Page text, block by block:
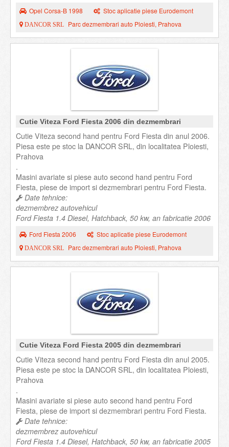
Opel Corsa-B 1998 Stoc aplicatie piese Eurodemont
DANCOR SRL Parc dezmembrari auto Ploiesti, Prahova
Cutie Viteza Ford Fiesta 2006 din dezmembrari
Cutie Viteza second hand pentru Ford Fiesta din anul 2006.
Piesa este pe stoc la DANCOR SRL, din localitatea Ploiesti,
Prahova
.
Masini avariate si piese auto second hand pentru Ford
Fiesta, piese de import si dezmembrari pentru Ford Fiesta.
Date tehnice:
dezmembrez autovehicul
Ford Fiesta 1.4 Diesel, Hatchback, 50 kw, an fabricatie 2006
Ford Fiesta 2006 Stoc aplicatie piese Eurodemont
DANCOR SRL Parc dezmembrari auto Ploiesti, Prahova
Cutie Viteza Ford Fiesta 2005 din dezmembrari
Cutie Viteza second hand pentru Ford Fiesta din anul 2005.
Piesa este pe stoc la DANCOR SRL, din localitatea Ploiesti,
Prahova
.
Masini avariate si piese auto second hand pentru Ford
Fiesta, piese de import si dezmembrari pentru Ford Fiesta.
Date tehnice:
dezmembrez autovehicul
Ford Fiesta 1.4 Diesel, Hatchback, 50 kw, an fabricatie 2005